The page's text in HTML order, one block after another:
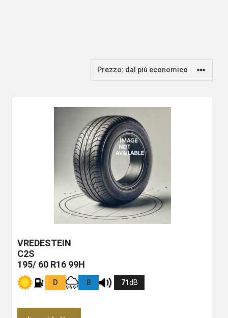
VREDESTEIN
C2S
195/ 60 R16 99H
D B 71dB